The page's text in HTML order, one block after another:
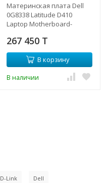
Материнская плата Dell
0G8338 Latitude D410
Laptop Motherboard-
267 450 T
В корзину
В наличии
D-Link Dell